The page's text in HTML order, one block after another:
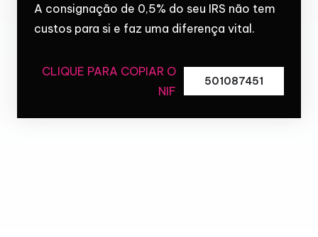
A consignação de 0,5% do seu IRS não tem
custos para si e faz uma diferença vital.
CLIQUE PARA COPIAR O
NIF
501087451